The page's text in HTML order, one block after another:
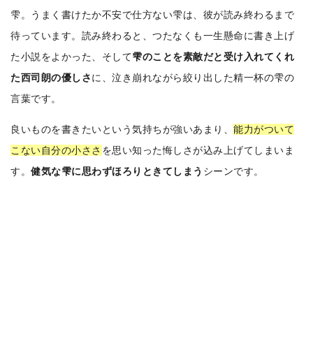
雫。うまく書けたか不安で仕方ない雫は、彼が読み終わるまで
待っています。読み終わると、つたなくも一生懸命に書き上げ
た小説をよかった、そして雫のことを素敵だと受け入れてくれ
た西司朗の優しさに、泣き崩れながら絞り出した精一杯の雫の
言葉です。
良いものを書きたいという気持ちが強いあまり、能力がついて
こない自分の小ささ を思い知った悔しさが込み上げてしまいま
す。健気な雫に思わずほろりときてしまう シーンです。